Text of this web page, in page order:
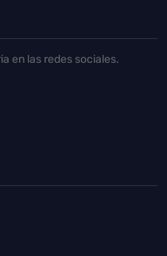
en las redes sociales.